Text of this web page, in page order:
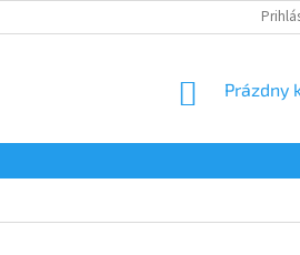
NÁKUPNÝ
Prázdny